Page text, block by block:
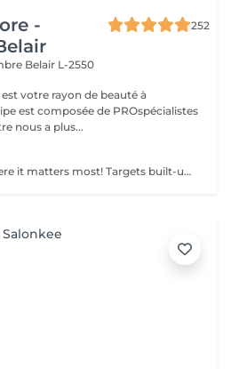
-
252
Belair L-2550
est votre rayon de beauté à
nous a plus...
Relieve the pressure where it matters most! Targets built-up tension in the upper, mid, and lower back. Ideal for those with sedentary jobs, postural strain, or back pain. Deep and focused strokes relieve stiffness, improve mobility, and restore comfort.